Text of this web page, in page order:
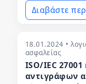
Διαβάστε
18.01.2024 •
ασφαλείας
ISO/IEC
αντιγράφων